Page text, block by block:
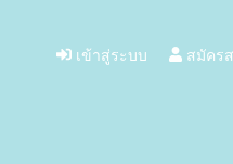
เข้าสู่ระบบ สมัคร